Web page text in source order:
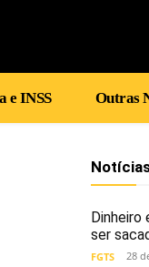
e INSS Outras
ser
FGTS 28